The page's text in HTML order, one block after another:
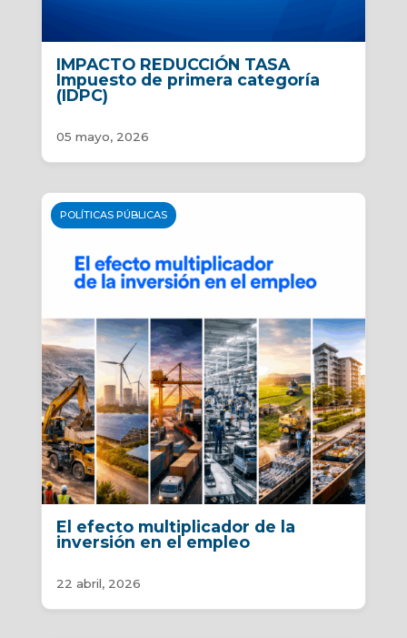
IMPACTO REDUCCIÓN TASA
Impuesto de primera categoría
(IDPC)
05 mayo, 2026
POLÍTICAS PÚBLICAS
El efecto multiplicador de la
inversión en el empleo
22 abril, 2026